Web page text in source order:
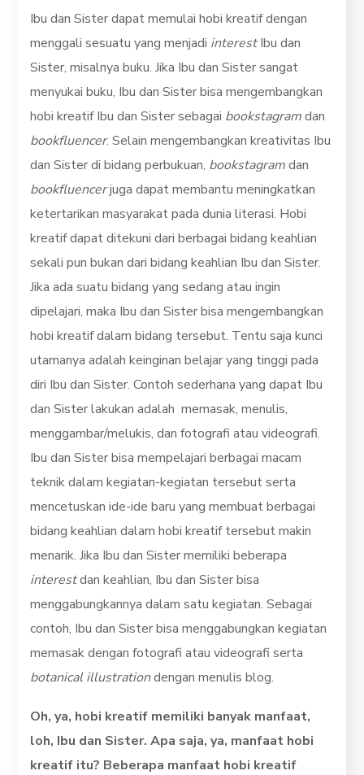
Ibu dan Sister dapat memulai hobi kreatif dengan
menggali sesuatu yang menjadi interestIbu dan
Sister, misalnya buku. Jika Ibu dan Sister sangat
menyukai buku, Ibu dan Sister bisa mengembangkan
hobi kreatif Ibu dan Sister sebagai bookstagramdan
bookfluencer. Selain mengembangkan kreativitas Ibu
dan Sister di bidang perbukuan, bookstagramdan
bookfluencerjuga dapat membantu meningkatkan
ketertarikan masyarakat pada dunia literasi. Hobi
kreatif dapat ditekuni dari berbagai bidang keahlian
sekali pun bukan dari bidang keahlian Ibu dan Sister.
Jika ada suatu bidang yang sedang atau ingin
dipelajari, maka Ibu dan Sister bisa mengembangkan
hobi kreatif dalam bidang tersebut. Tentu saja kunci
utamanya adalah keinginan belajar yang tinggi pada
diri Ibu dan Sister. Contoh sederhana yang dapat Ibu
dan Sister lakukan adalah memasak, menulis,
menggambar/melukis, dan fotografi atau videografi.
Ibu dan Sister bisa mempelajari berbagai macam
teknik dalam kegiatan-kegiatan tersebut serta
mencetuskan ide-ide baru yang membuat berbagai
bidang keahlian dalam hobi kreatif tersebut makin
menarik. Jika Ibu dan Sister memiliki beberapa
interestdan keahlian, Ibu dan Sister bisa
menggabungkannya dalam satu kegiatan. Sebagai
contoh, Ibu dan Sister bisa menggabungkan kegiatan
memasak dengan fotografi atau videografi serta
botanical illustrationdengan menulis blog.
Oh, ya, hobi kreatif memiliki banyak manfaat,
loh, Ibu dan Sister. Apa saja, ya, manfaat hobi
kreatif itu? Beberapa manfaat hobi kreatif